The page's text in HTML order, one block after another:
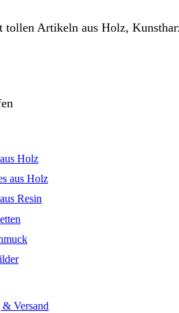
Artikeln aus Holz,
Holz
aus Holz
Resin
Versand